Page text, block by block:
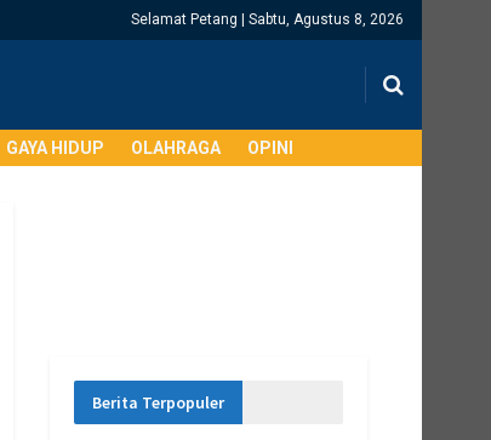
Selamat Petang | Sabtu, Agustus 8, 2026
GAYA HIDUP OLAHRAGA OPINI
Berita Terpopuler